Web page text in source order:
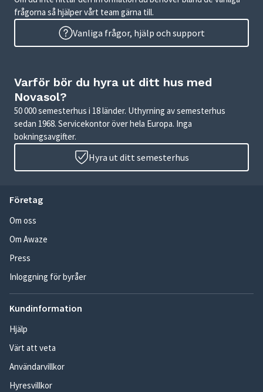
frågorna så hjälper vårt team gärna till.
Vanliga frågor, hjälp och support
Varför bör du hyra ut ditt hus med
Novasol?
50 000 semesterhus i 18 länder. Uthyrning av semesterhus
sedan 1968. Servicekontor över hela Europa. Inga
bokningsavgifter.
Hyra ut ditt semesterhus
Företag
Om oss
Om Awaze
Press
Inloggning för byråer
Kundinformation
Hjälp
Värt att veta
Användarvillkor
Hyresvillkor